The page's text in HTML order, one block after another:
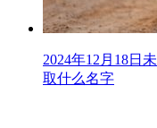
2024年12月18日
取什么名字